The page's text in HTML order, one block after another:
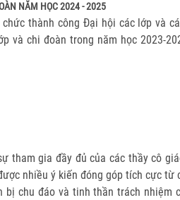
NĂM HỌC 2024 - 2025
thành công Đại hội các lớp và
và chi đoàn trong năm học 2023-
gia đầy đủ của các thầy cô
nhiều ý kiến đóng góp tích cực từ
chu đáo và tinh thần trách nhiệm